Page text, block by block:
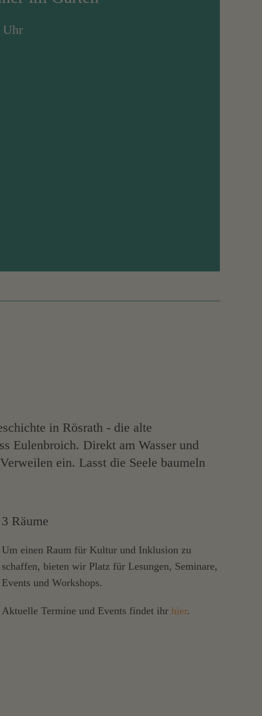
Uhr
in Rösrath - die alte
Eulenbroich. Direkt am Wasser und
ein. Lasst die Seele baumeln
3 Räume
Um einen Raum für Kultur und Inklusion zu
schaffen, bieten wir Platz für Lesungen, Seminare,
Events und Workshops.
Aktuelle Termine und Events findet ihr hier.